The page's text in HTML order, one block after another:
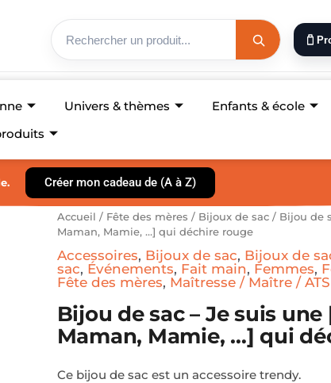
Univers & thèmes
Enfants & école
Créer mon cadeau de (A à Z)
Accueil / Fête des mères / Bijoux de sac/ Bijou de
Maman, Mamie, …] qui déchire rouge
Accessoires, Bijoux de sac, Bijoux de
sac, Événements, Fait main, Femmes,
Fête des mères, Maîtresse / Maître /
Bijou de sac – Je suis
Maman, Mamie, …] qui
Ce bijou de sac est un accessoire trendy.